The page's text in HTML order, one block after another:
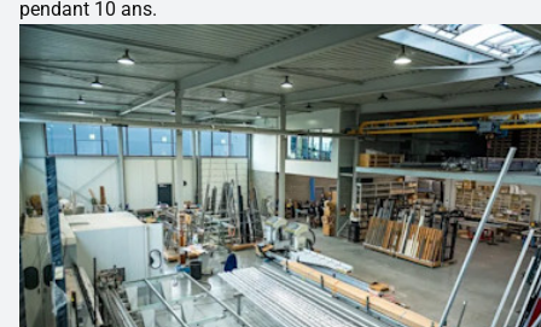
pendant 10 ans.